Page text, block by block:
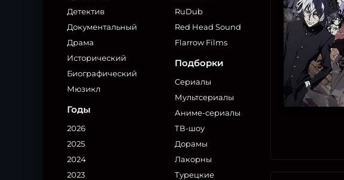
Детектив
Документальный
Драма
Исторический
Биографический
Мюзикл
Годы
2026
2025
2024
2023
RuDub
Red Head Sound
Flarrow Films
Подборки
Сериалы
Мультсериалы
Аниме-сериалы
ТВ-шоу
Дорамы
Лакорны
Турецкие